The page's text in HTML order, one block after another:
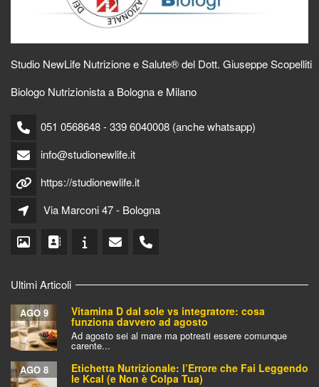
Studio NewLife Nutrizione e Salute® del Dott. Giuseppe Scopelliti
Biologo Nutrizionista a Bologna e Milano
051 0568648 - 339 6040008 (anche whatsapp)
info@studionewlife.it
https://studionewlife.it
Via Marconi 47 - Bologna
Ultimi Articoli
Vitamina D dal sole vs integratore: cosa
funziona davvero ad agosto
AGO 9
Ad agosto sei al mare ma potresti essere comunque
carente...
Etichetta Nutrizionale: l’Errore che Fai Leggendo
le Kcal (e Non è Colpa Tua)
AGO 8